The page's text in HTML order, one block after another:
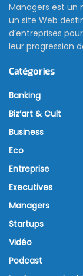
Managers est un
un site Web
d’entreprises
leur progression
Catégories
Banking
Biz’art & Cult
Business
Eco
Entreprise
Executives
Managers
Startups
Vidéo
Podcast